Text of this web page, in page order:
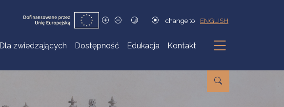
change to ENGLISH
Dla zwiedzających Dostępność Edukacja Kontakt
Podmenu